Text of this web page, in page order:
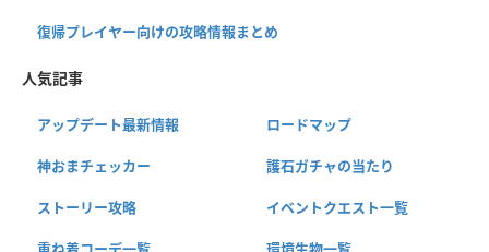
復帰プレイヤー向けの攻略情報まとめ
人気記事
アップデート最新情報 ロードマップ
神おまチェッカー 護石ガチャの当たり
ストーリー攻略 イベントクエスト一覧